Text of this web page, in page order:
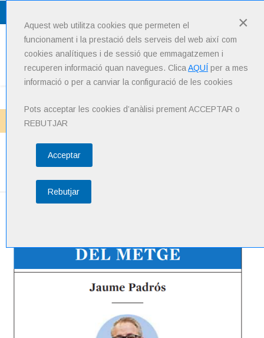
×
Aquest web utilitza cookies que permeten el
funcionament i la prestació dels serveis del web així com
cookies analítiques i de sessió que emmagatzemen i
recuperen informació quan navegues. Clica AQUÍ per a mes
informació o per a canviar la configuració de les cookies
Pots acceptar les cookies d’anàlisi prement ACCEPTAR o
REBUTJAR
Acceptar
Rebutjar
Inici Noticies
Noticies